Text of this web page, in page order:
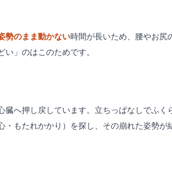
勢のまま動かない時間が長いため、腰やお尻
」のはこのためです。
へ押し戻しています。立ちっぱなしでふく
もたれかかり）を探し、その崩れた姿勢が